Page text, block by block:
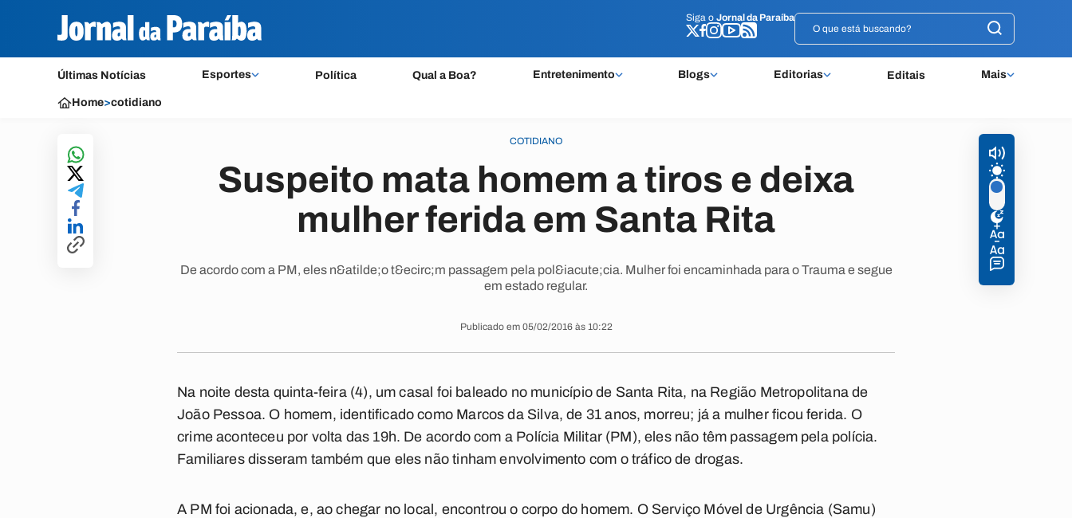
Siga o Jornal da Paraíba
Últimas Notícias Esportes Política Qual a Boa? Entretenimento Blogs Editorias Editais Mais
Siga o Jornal da Paraíba
Home>cotidiano
COTIDIANO
Suspeito mata homem a tiros e deixa
mulher ferida em Santa Rita
De acordo com a PM, eles n&atilde;o t&ecirc;m passagem pela pol&iacute;cia. Mulher foi encaminhada para o Trauma e segue
em estado regular.
Publicado em 05/02/2016 às 10:22
Na noite desta quinta-feira (4), um casal foi baleado no município de Santa Rita, na Região Metropolitana de
João Pessoa. O homem, identificado como Marcos da Silva, de 31 anos, morreu; já a mulher ficou ferida. O
crime aconteceu por volta das 19h. De acordo com a Polícia Militar (PM), eles não têm passagem pela polícia.
Familiares disseram também que eles não tinham envolvimento com o tráfico de drogas.
A PM foi acionada, e, ao chegar no local, encontrou o corpo do homem. O Serviço Móvel de Urgência (Samu)